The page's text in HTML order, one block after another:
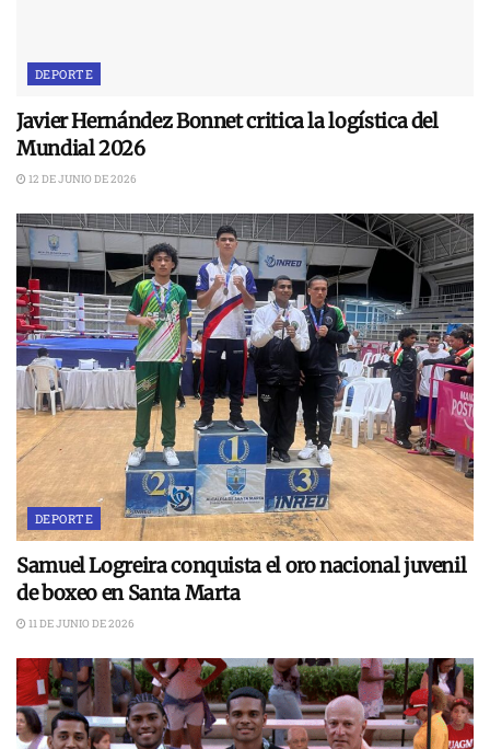
DEPORTE
Javier Hernández Bonnet critica la logística del
Mundial 2026
12 DE JUNIO DE 2026
DEPORTE
Samuel Logreira conquista el oro nacional juvenil
de boxeo en Santa Marta
11 DE JUNIO DE 2026